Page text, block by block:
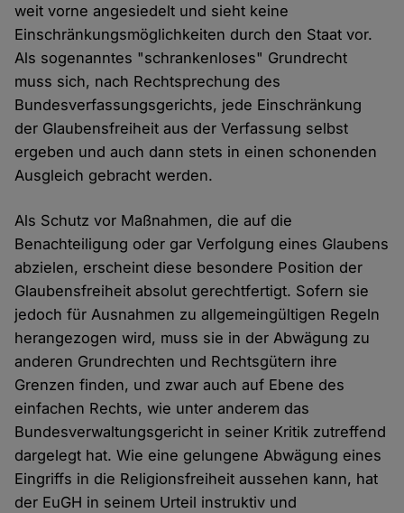
weit vorne angesiedelt und sieht keine
Einschränkungsmöglichkeiten durch den Staat vor.
Als sogenanntes "schrankenloses" Grundrecht
muss sich, nach Rechtsprechung des
Bundesverfassungsgerichts, jede Einschränkung
der Glaubensfreiheit aus der Verfassung selbst
ergeben und auch dann stets in einen schonenden
Ausgleich gebracht werden.
Als Schutz vor Maßnahmen, die auf die
Benachteiligung oder gar Verfolgung eines Glaubens
abzielen, erscheint diese besondere Position der
Glaubensfreiheit absolut gerechtfertigt. Sofern sie
jedoch für Ausnahmen zu allgemeingültigen Regeln
herangezogen wird, muss sie in der Abwägung zu
anderen Grundrechten und Rechtsgütern ihre
Grenzen finden, und zwar auch auf Ebene des
einfachen Rechts, wie unter anderem das
Bundesverwaltungsgericht in seiner Kritik zutreffend
dargelegt hat. Wie eine gelungene Abwägung eines
Eingriffs in die Religionsfreiheit aussehen kann, hat
der EuGH in seinem Urteil instruktiv und